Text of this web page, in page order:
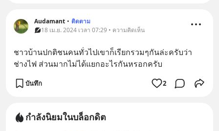
Audamant • ติดตาม
18 เม.ย. 2024 เวลา 07:29 • ความคิดเห็น
ชาวบ้านปกติชนคนทั่วไปเขาก็เรียกรวมๆกันล่ะครับว่า
ช่างไฟ ส่วนมากไม่ได้แยกอะไรกันหรอกครับ
บันทึก 2
กำลังนิยมในบล็อกดิต